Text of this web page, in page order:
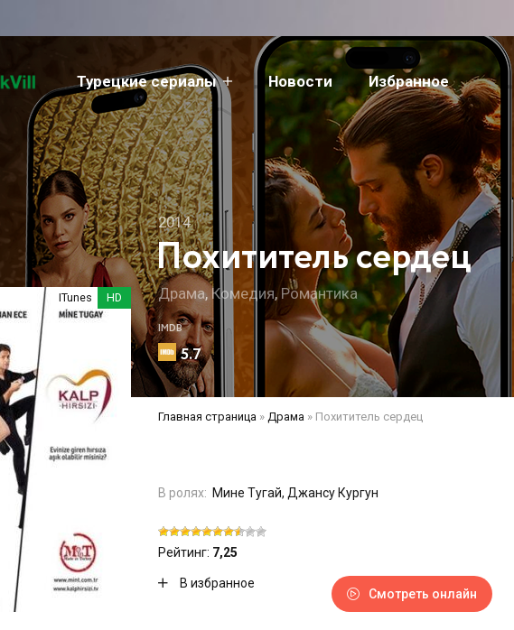
Турецкие сериалы Новости Избранное
Похититель сердец
ITunes HD
2014
Драма,Комедия, Романтика
IMDB
5.7
Главная страница » Драма » Похититель сердец
В ролях: Мине Тугай, Джансу Кургун
Рейтинг: 7,25
В избранное
Смотреть онлайн